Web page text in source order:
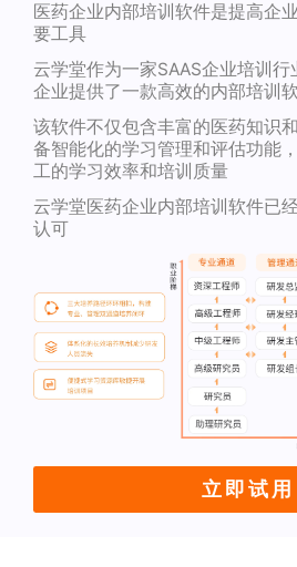
医药企业内部培训软件是提高企
要工具
云学堂作为一家SAAS企业培训
企业提供了一款高效的内部培训
该软件不仅包含丰富的医药知识
备智能化的学习管理和评估功能
工的学习效率和培训质量
云学堂医药企业内部培训软件已
认可
立即试用